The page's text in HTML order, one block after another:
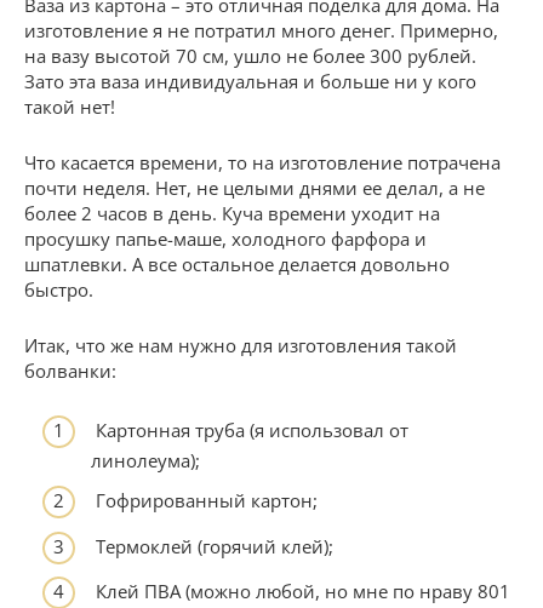
Ваза из картона – это отличная поделка для дома. На
изготовление я не потратил много денег. Примерно,
на вазу высотой 70 см, ушло не более 300 рублей.
Зато эта ваза индивидуальная и больше ни у кого
такой нет!
Что касается времени, то на изготовление потрачена
почти неделя. Нет, не целыми днями ее делал, а не
более 2 часов в день. Куча времени уходит на
просушку папье-маше, холодного фарфора и
шпатлевки. А все остальное делается довольно
быстро.
Итак, что же нам нужно для изготовления такой
болванки:
Картонная труба (я использовал от
линолеума);
Гофрированный картон;
Термоклей (горячий клей);
Клей ПВА (можно любой, но мне по нраву 801